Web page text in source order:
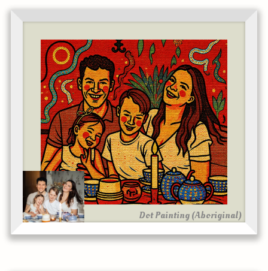
Dot Painting (Aboriginal)